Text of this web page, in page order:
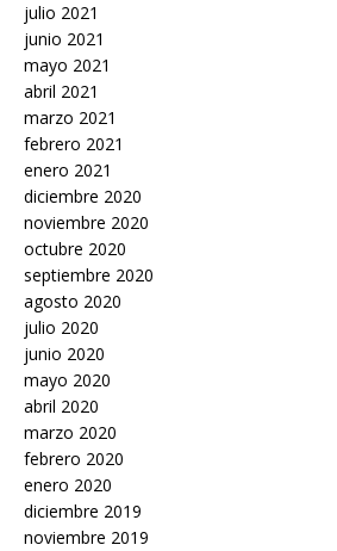
julio 2021
junio 2021
mayo 2021
abril 2021
marzo 2021
febrero 2021
enero 2021
diciembre 2020
noviembre 2020
octubre 2020
septiembre 2020
agosto 2020
julio 2020
junio 2020
mayo 2020
abril 2020
marzo 2020
febrero 2020
enero 2020
diciembre 2019
noviembre 2019